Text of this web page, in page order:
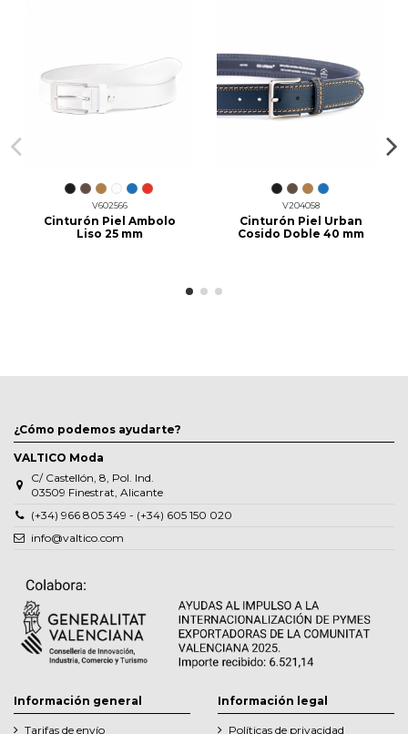
V602566
Cinturón Piel Ambolo
Liso 25 mm
V204058
Cinturón Piel Urban
Cosido Doble 40 mm
¿Cómo podemos ayudarte?
VALTICO Moda
C/ Castellón, 8, Pol. Ind.
03509 Finestrat, Alicante
(+34) 966 805 349 - (+34) 605 150 020
info@valtico.com
Información general
Tarifas de envío
Información legal
Políticas de privacidad